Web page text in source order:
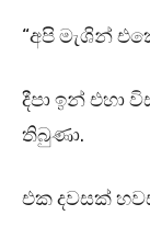
“අපි මැශින්
දීපා ඉන් එහා
තිබුණා.
එක දවසක්